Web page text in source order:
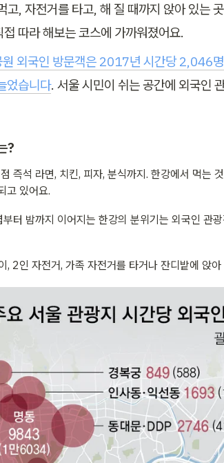
고, 자전거를 타고, 해 질 때까지 앉아 있는
따라 해보는 코스에 가까워졌어요.
원 외국인 방문객은 2017년 시간당 2,046
었습니다. 서울 시민이 쉬는 공간에 외국인
?
즉석 라면, 치킨, 피자, 분식까지. 한강에서 먹는
고 있어요.
부터 밤까지 이어지는 한강의 분위기는 외국인 관광
, 2인 자전거, 가족 자전거를 타거나 잔디밭에 앉